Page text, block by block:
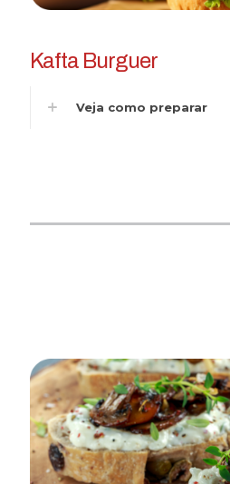
Kafta Burguer
Veja como preparar